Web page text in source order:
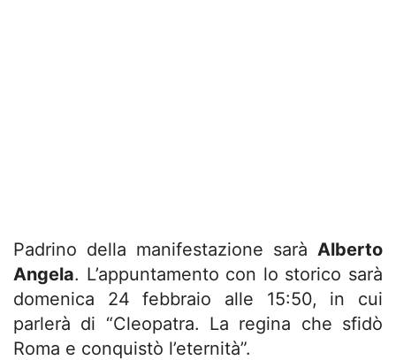
Padrino della manifestazione sarà Alberto
Angela. L’appuntamento con lo storico sarà
domenica 24 febbraio alle 15:50, in cui
parlerà di “Cleopatra. La regina che sfidò
Roma e conquistò l’eternità”.